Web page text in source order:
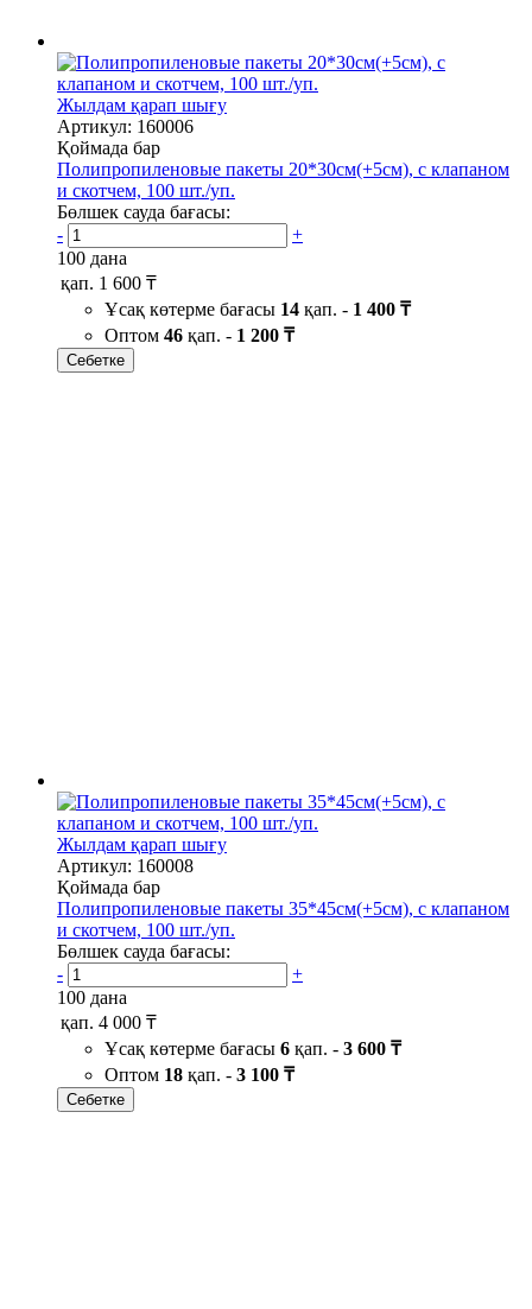
Жылдам қарап шығу
Артикул: 160006
Қоймада бар
Полипропиленовые пакеты 20*30см(+5см), с клапаном
и скотчем, 100 шт./уп.
Бөлшек сауда бағасы:
-
+
100 дана
қап. 1 600 ₸
Ұсақ көтерме бағасы 14 қап. - 1 400 ₸
Оптом 46 қап. - 1 200 ₸
Себетке
Жылдам қарап шығу
Артикул: 160008
Қоймада бар
Полипропиленовые пакеты 35*45см(+5см), с клапаном
и скотчем, 100 шт./уп.
Бөлшек сауда бағасы:
-
+
100 дана
қап. 4 000 ₸
Ұсақ көтерме бағасы 6 қап. - 3 600 ₸
Оптом 18 қап. - 3 100 ₸
Себетке